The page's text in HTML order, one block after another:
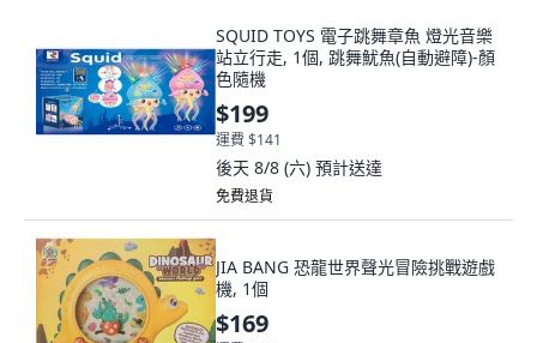
SQUID TOYS 電子跳舞章魚 燈光音樂
站立行走, 1個, 跳舞魷魚(自動避障)-顏
色隨機
$199
運費 $141
後天 8/8 (六) 預計送達
免費退貨
JIA BANG 恐龍世界聲光冒險挑戰遊戲
機, 1個
$169